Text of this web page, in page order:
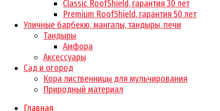
Classic RoofShield, гарантия 30 лет
Premium RoofShield, гарантия 50 лет
Уличные барбекю, мангалы, тандыры, печи
Тандыры
Амфора
Аксессуары
Сад и огород
Кора лиственницы для мульчирования
Природный материал
Главная